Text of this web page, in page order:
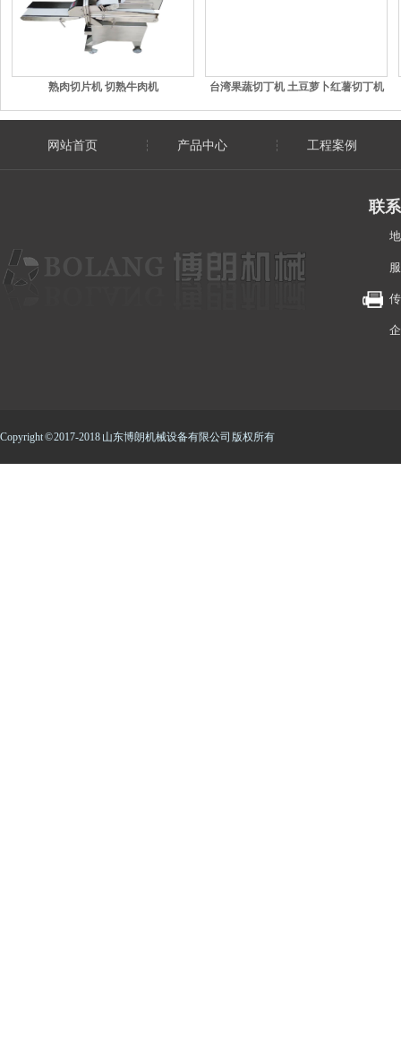
熟肉切片机 切熟牛肉机 台湾果蔬切丁机 土豆萝卜红薯切丁机
网站首页 产品中心 工程案例
联
Copyright © 2017-2018 山东博朗机械设备有限公司 版权所有